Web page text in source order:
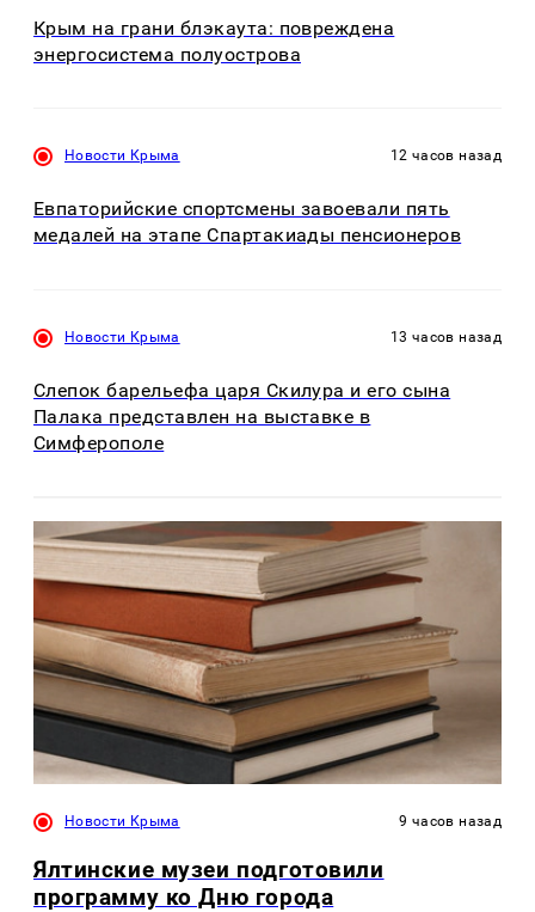
Крым на грани блэкаута: повреждена
энергосистема полуострова
Новости Крыма 12 часов назад
Евпаторийские спортсмены завоевали пять
медалей на этапе Спартакиады пенсионеров
Новости Крыма 13 часов назад
Слепок барельефа царя Скилура и его сына
Палака представлен на выставке в
Симферополе
Новости Крыма 9 часов назад
Ялтинские музеи подготовили
программу ко Дню города